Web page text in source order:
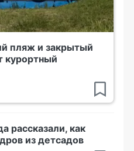
пляж и закрытый
курортный
рассказали, как
из детсадов